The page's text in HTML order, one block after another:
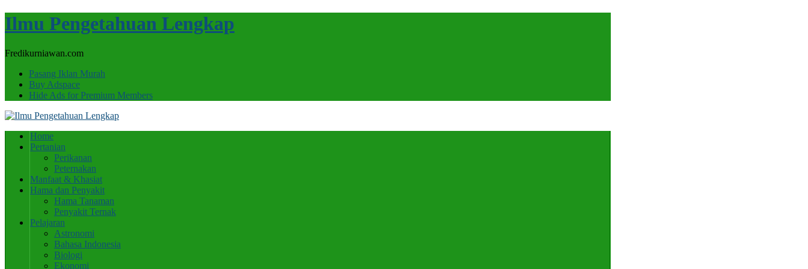
Ilmu Pengetahuan Lengkap
Fredikurniawan.com
Pasang Iklan Murah
Buy Adspace
Hide Ads for Premium Members
Home
Pertanian
Perikanan
Peternakan
Manfaat & Khasiat
Hama dan Penyakit
Hama Tanaman
Penyakit Ternak
Pelajaran
Astronomi
Bahasa Indonesia
Biologi
Ekonomi